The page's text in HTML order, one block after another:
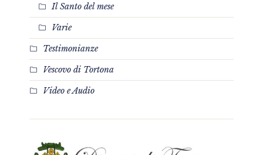
Il Santo del mese
Varie
Testimonianze
Vescovo di Tortona
Video e Audio